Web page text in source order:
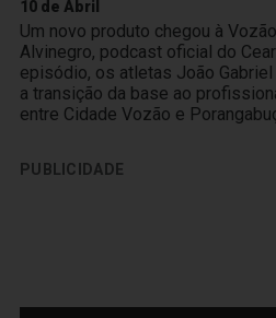
10 de Abril
Um novo produto chegou à
Alvinegro, podcast oficial do
episódio, os atletas João
a transição da base ao
entre Cidade Vozão e
PUBLICIDADE